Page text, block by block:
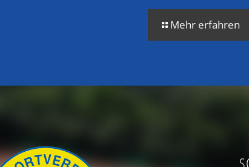
Mehr erfahren